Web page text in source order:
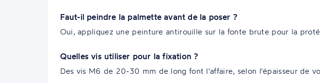
Faut-il peindre la palmette avant de la poser ?
Oui, appliquez une peinture antirouille sur la fonte brute pour la
Quelles vis utiliser pour la fixation ?
Des vis M6 de 20-30 mm de long font l'affaire, selon l'épaisseur de